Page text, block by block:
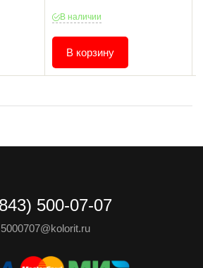
В наличии
В корзину
500-07-07
5000707@kolorit.ru